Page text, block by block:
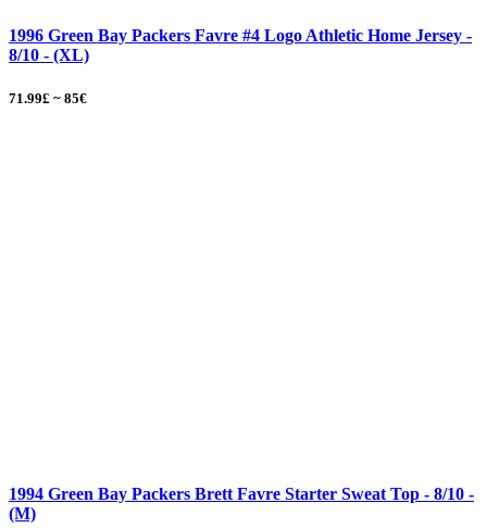
1996 Green Bay Packers Favre #4 Logo Athletic Home Jersey -
8/10 - (XL)
71.99£ ~ 85€
1994 Green Bay Packers Brett Favre Starter Sweat Top - 8/10 -
(M)